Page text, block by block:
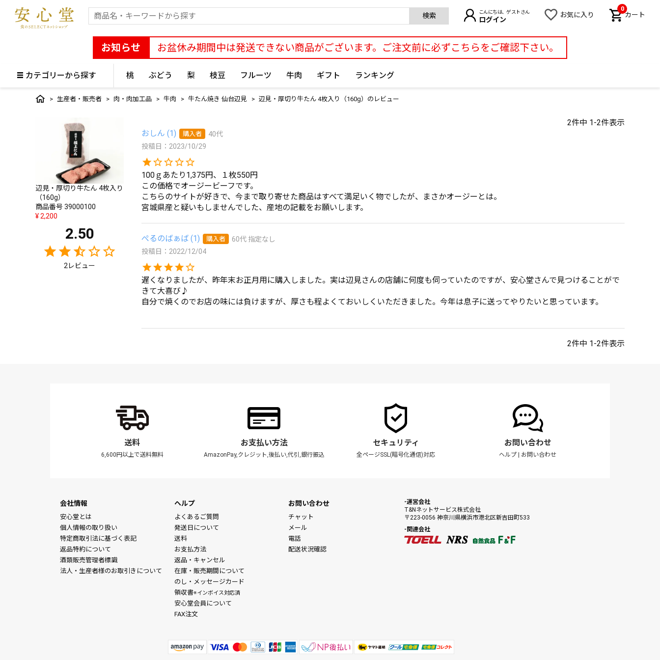
検索 こんにちは、ゲストさん
ログイン
お気に入り カート
0
お知らせ お盆休み期間中は発送できない商品がございます。ご注文前に必ずこちらをご確認下さい。
カテゴリーから探す 桃 ぶどう 梨 枝豆 フルーツ 牛肉 ギフト ランキング
生産者・販売者 肉・肉加工品 牛肉 牛たん焼き 仙台辺見 辺見・厚切り牛たん 4枚入り（160g）のレビュー
辺見・厚切り牛たん 4枚入り
（160g）
商品番号 39000100
¥2,200
2.50
2
2件中 1 -2件表示
おしん 1 購入者
40代
投稿日
2023/10/29
100ｇあたり1,375円、１枚550円
この価格でオージービーフです。
こちらのサイトが好きで、今まで取り寄せた商品はすべて満足いく物でしたが、まさかオージーとは。
宮城県産と疑いもしませんでした、産地の記載をお願いします。
ぺるのばぁば 1 購入者 60代 指定なし
投稿日
2022/12/04
遅くなりましたが、昨年末お正月用に購入しました。実は辺見さんの店舗に何度も伺っていたのですが、安心堂さんで見つけることがで
きて大喜び♪
自分で焼くのでお店の味には負けますが、厚さも程よくておいしくいただきました。今年は息子に送ってやりたいと思っています。
2件中 1 -2件表示
送料
6,600円以上で送料無料
お支払い方法
AmazonPay,クレジット,後払い,代引,銀行振込
セキュリティ
全ページSSL(暗号化通信)対応
お問い合わせ
ヘルプ お問い合わせ
会社情報
安心堂とは
個人情報の取り扱い
特定商取引法に基づく表記
返品特約について
酒類販売管理者標識
法人・生産者様のお取引きについて
ヘルプ
よくあるご質問
発送日について
送料
お支払方法
返品・キャンセル
在庫・販売期間について
のし・メッセージカード
領収書※インボイス対応済
安心堂会員について
FAX注文
お問い合わせ
チャット
メール
電話
配送状況確認
運営会社
T&Nネットサービス株式会社
〒223-0056 神奈川県横浜市港北区新吉田町533
関連会社